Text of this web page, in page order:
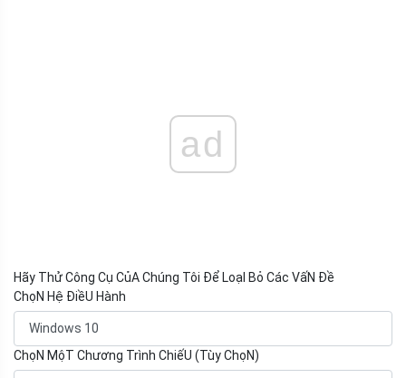
ad
Hãy Thử Công Cụ CủA Chúng Tôi Để LoạI Bỏ Các VấN Đề
ChọN Hệ ĐiềU Hành
ChọN MộT Chương Trình ChiếU (Tùy ChọN)